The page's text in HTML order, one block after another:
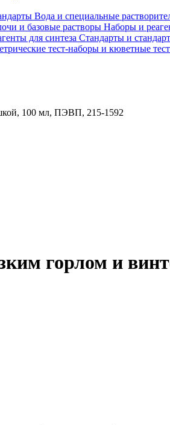
Вода и специальные
и базовые растворы Наборы и
для синтеза Стандарты и
тест-наборы и кюветные
100 мл, ПЭВП, 215-1592
горлом и